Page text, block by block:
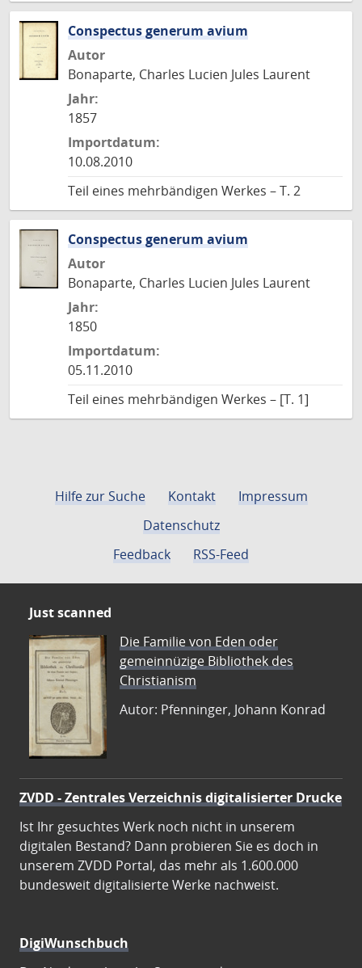
Conspectus generum avium
Autor
Bonaparte, Charles Lucien Jules Laurent
Jahr:
1857
Importdatum:
10.08.2010
Teil eines mehrbändigen Werkes – T. 2
Conspectus generum avium
Autor
Bonaparte, Charles Lucien Jules Laurent
Jahr:
1850
Importdatum:
05.11.2010
Teil eines mehrbändigen Werkes – [T. 1]
Hilfe zur Suche Kontakt
Impressum
Datenschutz
Feedback
RSS-Feed
Just scanned
Die Familie von Eden oder
gemeinnüzige Bibliothek des
Christianism
Autor: Pfenninger, Johann Konrad
ZVDD - Zentrales Verzeichnis digitalisierter Drucke
Ist Ihr gesuchtes Werk noch nicht in unserem
digitalen Bestand? Dann probieren Sie es doch in
unserem ZVDD Portal, das mehr als 1.600.000
bundesweit digitalisierte Werke nachweist.
DigiWunschbuch